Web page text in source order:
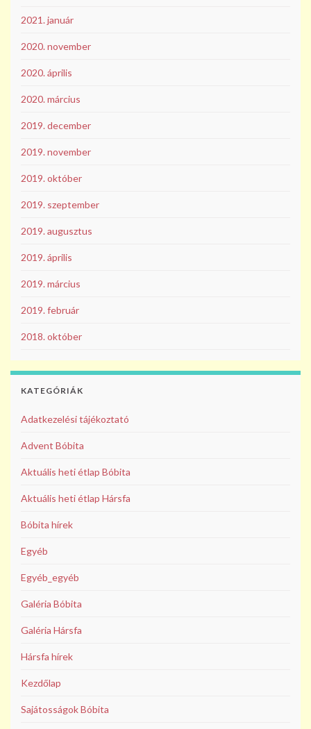
2021. január
2020. november
2020. április
2020. március
2019. december
2019. november
2019. október
2019. szeptember
2019. augusztus
2019. április
2019. március
2019. február
2018. október
KATEGÓRIÁK
Adatkezelési tájékoztató
Advent Bóbita
Aktuális heti étlap Bóbita
Aktuális heti étlap Hársfa
Bóbita hírek
Egyéb
Egyéb_egyéb
Galéria Bóbita
Galéria Hársfa
Hársfa hírek
Kezdőlap
Sajátosságok Bóbita